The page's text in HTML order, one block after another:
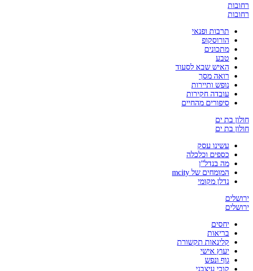
רחובות
רחובות
תרבות ופנאי
הורוסקופ
מתכונים
טבע
האיש שבא לסעוד
רואה מסך
נופש ותיירות
עובדה חקירות
סיפורים מהחיים
חולון בת ים
חולון בת ים
עשינו עסק
כספים וכלכלה
מה בנדל”ן
המומחים של mcity
נדלן מקומי
ירושלים
ירושלים
יחסים
בריאות
קלינאות תקשורת
יעוץ אישי
גוף ונפש
קובי עיצבני